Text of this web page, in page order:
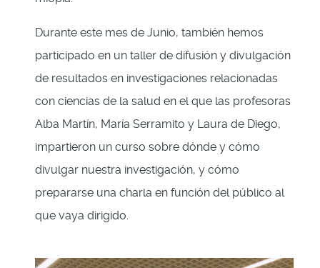
Durante este mes de Junio, también hemos
participado en un taller de difusión y divulgación
de resultados en investigaciones relacionadas
con ciencias de la salud en el que las profesoras
Alba Martín, María Serramito y Laura de Diego,
impartieron un curso sobre dónde y cómo
divulgar nuestra investigación, y cómo
prepararse una charla en función del público al
que vaya dirigido.